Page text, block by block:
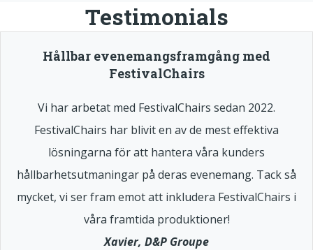
Testimonials
Hållbar evenemangsframgång med
FestivalChairs
Vi har arbetat med FestivalChairs sedan 2022.
FestivalChairs har blivit en av de mest effektiva
lösningarna för att hantera våra kunders
hållbarhetsutmaningar på deras evenemang. Tack så
mycket, vi ser fram emot att inkludera FestivalChairs i
våra framtida produktioner!
Xavier, D&P Groupe